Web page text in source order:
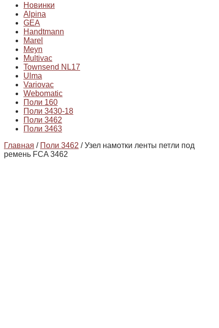
Новинки
Alpina
GEA
Handtmann
Marel
Meyn
Multivac
Townsend NL17
Ulma
Variovac
Webomatic
Поли 160
Поли 3430-18
Поли 3462
Поли 3463
Главная / Поли 3462 / Узел намотки ленты петли под
ремень FCA 3462